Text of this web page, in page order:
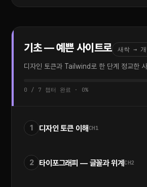
기초 — 예쁜 사이트로 새싹 → 개
디자인 토큰과 Tailwind로 한 단계 정교한
0 / 7 챕터 완료 · 0%
1 디자인 토큰 이해CH1
2 타이포그래피 — 글꼴과 위계CH2